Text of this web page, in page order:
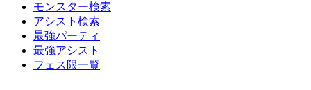
モンスター検索
アシスト検索
最強パーティ
最強アシスト
フェス限一覧